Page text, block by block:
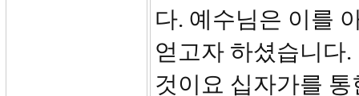
다. 예수님은 이를
얻고자 하셨습니다
것이요 십자가를